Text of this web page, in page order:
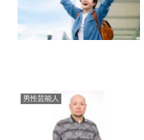
男性芸能人